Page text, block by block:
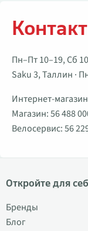
Пн–Пт 10–19, Сб
Saku 3, Таллин ·
Интернет-
Магазин:56 488
Велосервис:56
Откройте для
Бренды
Блог